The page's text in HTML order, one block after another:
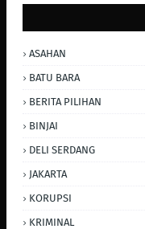
ASAHAN
BATU BARA
BERITA PILIHAN
BINJAI
DELI SERDANG
JAKARTA
KORUPSI
KRIMINAL